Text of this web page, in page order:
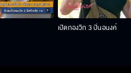
เปิดกองวิก 3 ปิ่นอนงค์